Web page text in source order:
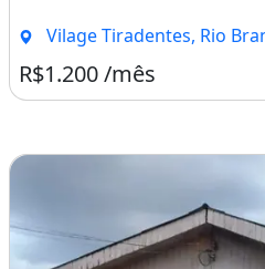
Vilage Tiradentes, Rio
R$1.200 /mês